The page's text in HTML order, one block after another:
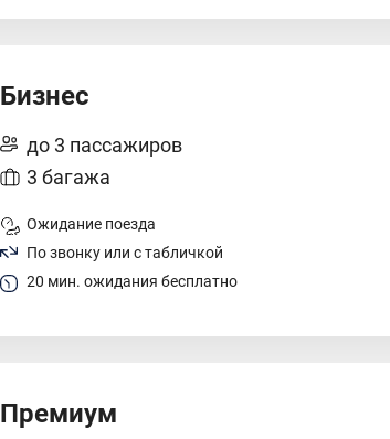
Бизнес
до 3 пассажиров
3 багажа
Ожидание поезда
По звонку или с табличкой
20 мин. ожидания бесплатно
Премиум